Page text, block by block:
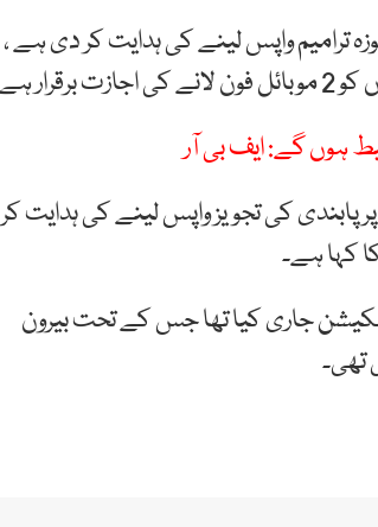
کے چیئرمین نے کسٹم کے بیگیج رولز 2006 میں مجوزہ ترامیم واپس لینے کی ہدایت کر دی ہے ،
ہوں گے: ایف بی آر
کی کمرشل اشیاء پر پابندی کی تجویز واپس لینے کی ہدایت کر
کہا ہے۔
جاری کیا تھا جس کے تحت بیرون
تھی۔